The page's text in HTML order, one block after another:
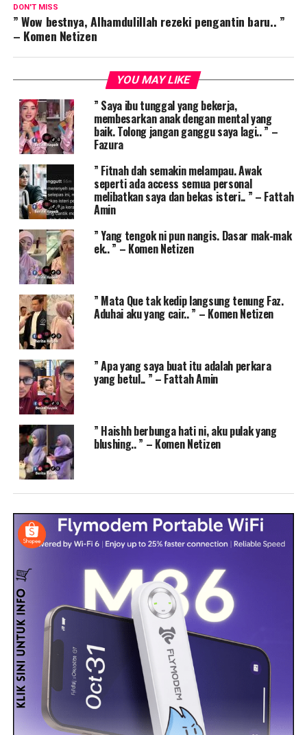
DON'T MISS
” Wow bestnya, Alhamdulillah rezeki pengantin baru.. ”
– Komen Netizen
YOU MAY LIKE
” Saya ibu tunggal yang bekerja,
membesarkan anak dengan mental yang
baik. Tolong jangan ganggu saya lagi.. ” –
Fazura
” Fitnah dah semakin melampau. Awak
seperti ada access semua personal
melibatkan saya dan bekas isteri.. ” – Fattah
Amin
” Yang tengok ni pun nangis. Dasar mak-mak
ek.. ” – Komen Netizen
” Mata Que tak kedip langsung tenung Faz.
Aduhai aku yang cair.. ” – Komen Netizen
” Apa yang saya buat itu adalah perkara
yang betul.. ” – Fattah Amin
” Haishh berbunga hati ni, aku pulak yang
blushing.. ” – Komen Netizen